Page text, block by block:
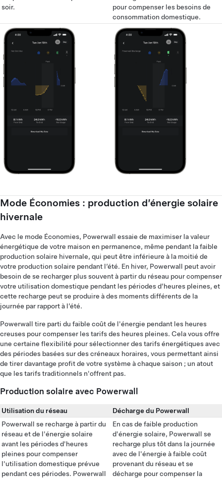
soir.
pour compenser les besoins de
consommation domestique.
Mode Économies : production d’énergie solaire
hivernale
Avec le mode Économies, Powerwall essaie de maximiser la valeur
énergétique de votre maison en permanence, même pendant la faible
production solaire hivernale, qui peut être inférieure à la moitié de
votre production solaire pendant l’été. En hiver, Powerwall peut avoir
besoin de se recharger plus souvent à partir du réseau pour compenser
votre utilisation domestique pendant les périodes d’heures pleines, et
cette recharge peut se produire à des moments différents de la
journée par rapport à l’été.
Powerwall tire parti du faible coût de l'énergie pendant les heures
creuses pour compenser les tarifs des heures pleines. Cela vous offre
une certaine flexibilité pour sélectionner des tarifs énergétiques avec
des périodes basées sur des créneaux horaires, vous permettant ainsi
de tirer davantage profit de votre système à chaque saison ; un atout
que les tarifs traditionnels n'offrent pas.
Production solaire avec Powerwall
Utilisation du réseau
Décharge du Powerwall
Powerwall se recharge à partir du
réseau et de l'énergie solaire
avant les périodes d'heures
pleines pour compenser
l'utilisation domestique prévue
pendant ces périodes. Powerwall
En cas de faible production
d'énergie solaire, Powerwall se
recharge plus tôt dans la journée
avec de l'énergie à faible coût
provenant du réseau et se
décharge pour compenser la